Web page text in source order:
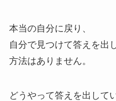
本当の自分に戻り、
自分で見つけて答えを出
方法はありません。
どうやって答えを出して